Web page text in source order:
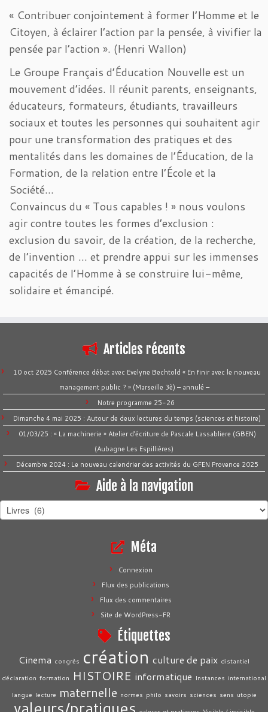
« Contribuer conjointement à former l’Homme et le
Citoyen, à éclairer l’action par la pensée, à vivifier la
pensée par l’action ». (Henri Wallon)
Le Groupe Français d’Éducation Nouvelle est un
mouvement d’idées. Il réunit parents, enseignants,
éducateurs, formateurs, étudiants, travailleurs
sociaux et toutes les personnes qui souhaitent agir
pour une transformation des pratiques et des
mentalités dans les domaines de l’Éducation, de la
Formation, de la relation entre l’École et la
Société…
Convaincus du « Tous capables ! » nous voulons
agir contre toutes les formes d’exclusion :
exclusion du savoir, de la création, de la recherche,
de l’invention … et prendre appui sur les immenses
capacités de l’Homme à se construire lui-même,
solidaire et émancipé.
Articles récents
10 oct 2025 Conférence débat avec Evelyne Bechtold « En finir avec le nouveau
management public ? » (Marseille 3è) – annulé –
Notre programme 25-26
Dimanche 4 mai 2025 : Autour de deux lectures du temps (sciences et histoire)
01/03/25 : « La machinerie » Atelier d’écriture de Pascale Lassabliere (GBEN)
(Aubagne Les Espillières)
Décembre 2024 : Le nouveau calendrier des activités du GFEN Provence 2025
Aide à la navigation
Aide
à
Méta
Connexion
Flux des publications
Flux des commentaires
Site de WordPress-FR
Étiquettes
Cinema congrès création culture de paix distantiel
déclaration formation HISTOIRE informatique Instances international
langue lecture maternelle normes philo savoirs sciences sens utopie